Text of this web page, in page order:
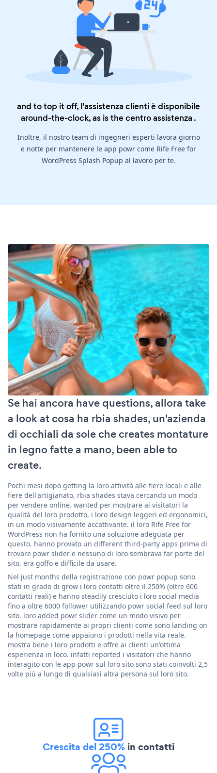
and to top it off, l'assistenza clienti è disponibile
around-the-clock, as is thecentro assistenza .
Inoltre, il nostro team di ingegneri esperti lavora giorno
e notte per mantenere le app powr come Rife Free for
WordPress Splash Popup al lavoro per te.
Se hai ancora have questions, allora take
a look at cosa ha rbia shades, un'azienda
di occhiali da sole che creates montature
in legno fatte a mano, been able to
create.
Pochi mesi dopo getting la loro attività alle fiere locali e alle
fiere dell'artigianato, rbia shades stava cercando un modo
per vendere online. wanted per mostrare ai visitatori la
qualità del loro prodotto, i loro design leggeri ed ergonomici,
in un modo visivamente accattivante. il loro Rife Free for
WordPress non ha fornito una soluzione adeguata per
questo. hanno provato un different third-party apps prima di
trovare powr slider e nessuno di loro sembrava far parte del
sito, era goffo e difficile da usare.
Nel just months della registrazione con powr popup sono
stati in grado di grow i loro contatti oltre il 250% (oltre 600
contatti reali) e hanno steadily cresciuto i loro social media
fino a oltre 6000 follower utilizzando powr social feed sul loro
sito. loro added powr slider come un modo visivo per
mostrare rapidamente ai propri clienti come sono landing on
la homepage come appaiono i prodotti nella vita reale.
mostra bene i loro prodotti e offre ai clienti un'ottima
esperienza in loco. infatti reported i visitatori che hanno
interagito con le app powr sul loro sito sono stati coinvolti 2,5
volte più a lungo di qualsiasi altra persona sul loro sito.
Crescita del 250% in contatti